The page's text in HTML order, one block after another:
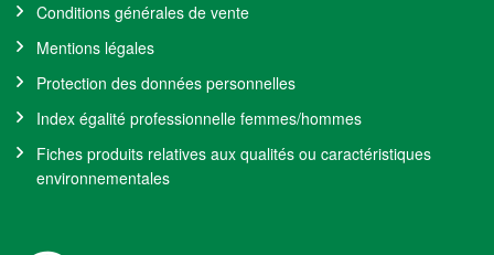
Conditions générales de vente
Mentions légales
Protection des données personnelles
Index égalité professionnelle femmes/hommes
Fiches produits relatives aux qualités ou caractéristiques
environnementales